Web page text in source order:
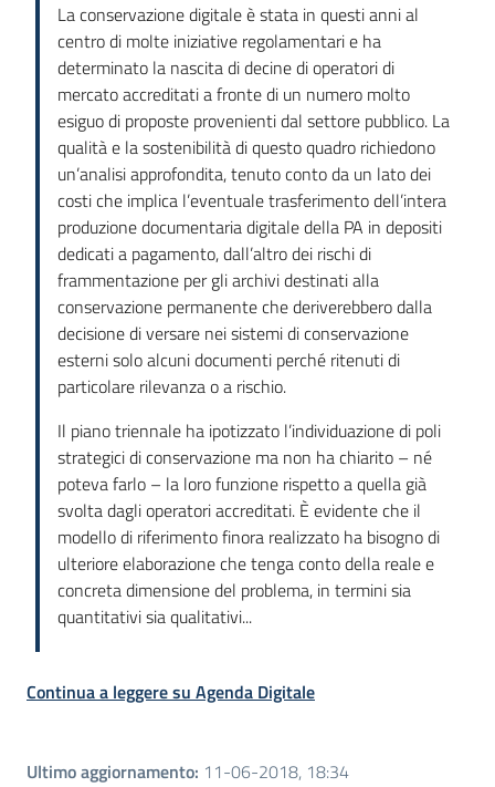
La conservazione digitale è stata in questi anni al
centro di molte iniziative regolamentari e ha
determinato la nascita di decine di operatori di
mercato accreditati a fronte di un numero molto
esiguo di proposte provenienti dal settore pubblico. La
qualità e la sostenibilità di questo quadro richiedono
un’analisi approfondita, tenuto conto da un lato dei
costi che implica l’eventuale trasferimento dell’intera
produzione documentaria digitale della PA in depositi
dedicati a pagamento, dall’altro dei rischi di
frammentazione per gli archivi destinati alla
conservazione permanente che deriverebbero dalla
decisione di versare nei sistemi di conservazione
esterni solo alcuni documenti perché ritenuti di
particolare rilevanza o a rischio.
Il piano triennale ha ipotizzato l’individuazione di poli
strategici di conservazione ma non ha chiarito – né
poteva farlo – la loro funzione rispetto a quella già
svolta dagli operatori accreditati. È evidente che il
modello di riferimento finora realizzato ha bisogno di
ulteriore elaborazione che tenga conto della reale e
concreta dimensione del problema, in termini sia
quantitativi sia qualitativi...
Continua a leggere su Agenda Digitale
Ultimo aggiornamento: 11-06-2018, 18:34